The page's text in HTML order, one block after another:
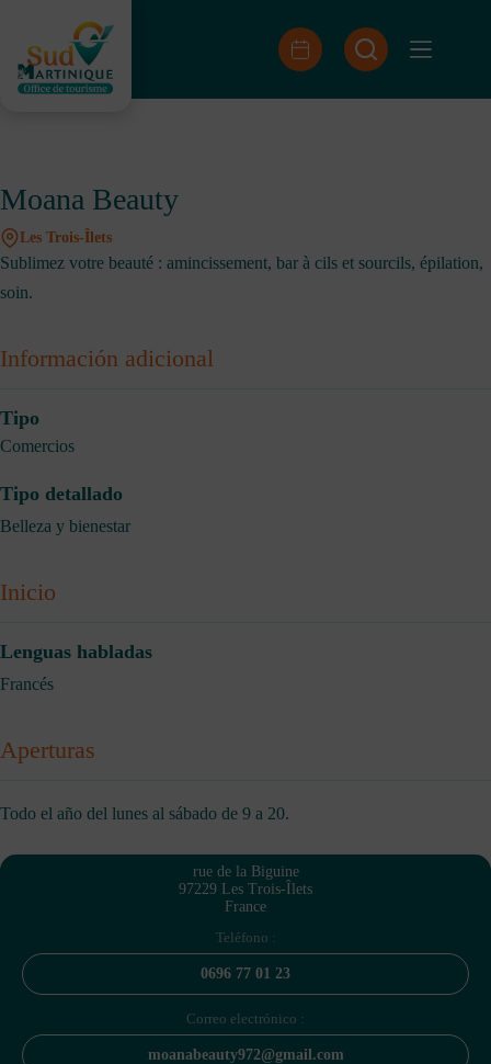
contenido
Moana Beauty
Les Trois-Îlets
Sublimez votre beauté : amincissement, bar à cils et sourcils, épilation,
soin.
Información adicional
Tipo
Comercios
Tipo detallado
Belleza y bienestar
Inicio
Lenguas habladas
Francés
Aperturas
Todo el año del lunes al sábado de 9 a 20.
rue de la Biguine
97229 Les Trois-Îlets
France
Teléfono :
0696 77 01 23
Correo electrónico :
moanabeauty972@gmail.com